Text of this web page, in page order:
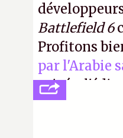
Battlefield 6
Profitons
par l'Arabie
privée,
publier ses